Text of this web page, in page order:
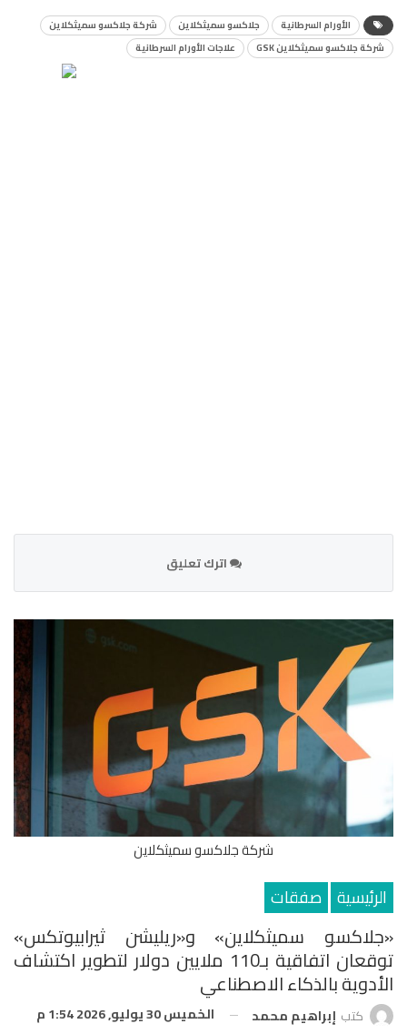
الأورام السرطانية جلاكسو سميثكلاين
شركة جلاكسو سميثكلاين
شركة جلاكسو سميثكلاين GSK
علاجات الأورام السرطانية
اترك تعليق
شركة جلاكسو سميثكلاين
الرئيسية صفقات
«جلاكسو سميثكلاين» و«ريليشن ثيرابيوتكس»
توقعان اتفاقية بـ110 ملايين دولار لتطوير اكتشاف
الأدوية بالذكاء الاصطناعي
كتب إبراهيم محمد الخميس 30 يوليو, 2026 1:54 م